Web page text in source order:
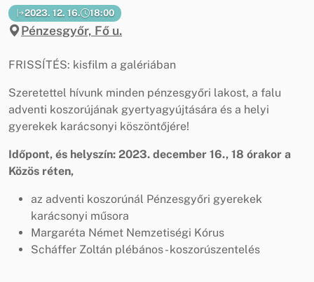
2023. 12. 16. 18:00
Pénzesgyőr, Fő u.
FRISSÍTÉS: kisfilm a galériában
Szeretettel hívunk minden pénzesgyőri lakost, a falu
adventi koszorújának gyertyagyújtására és a helyi
gyerekek karácsonyi köszöntőjére!
Időpont, és helyszín: 2023. december 16., 18 órakor a
Közös réten,
az adventi koszorúnál Pénzesgyőri gyerekek
karácsonyi műsora
Margaréta Német Nemzetiségi Kórus
Scháffer Zoltán plébános - koszorúszentelés